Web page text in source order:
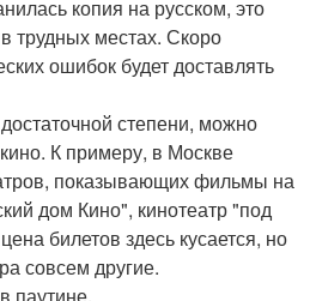
копия на русском, это
трудных местах. Скоро
ошибок будет доставлять
степени, можно
К примеру, в Москве
показывающих фильмы на
дом Кино", кинотеатр "под
билетов здесь кусается, но
совсем другие.